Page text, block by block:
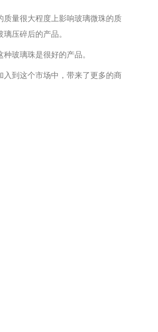
量很大程度上影响玻璃微珠的质
压碎后的产品。
玻璃珠是很好的产品。
到这个市场中，带来了更多的商